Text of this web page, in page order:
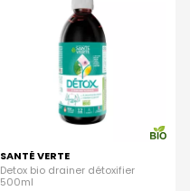
SANTÉ VERTE
Detox bio drainer détoxifier
500ml